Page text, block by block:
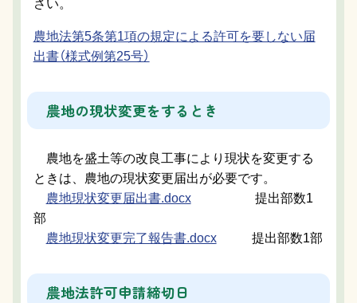
さい。
農地法第5条第1項の規定による許可を要しない届
出書（様式例第25号）
農地の現状変更をするとき
農地を盛土等の改良工事により現状を変更する
ときは、農地の現状変更届出が必要です。
農地現状変更届出書.docx提出部数1
部
農地現状変更完了報告書.docx提出部数1部
農地法許可申請締切日